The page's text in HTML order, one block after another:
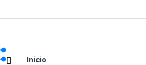
Inicio